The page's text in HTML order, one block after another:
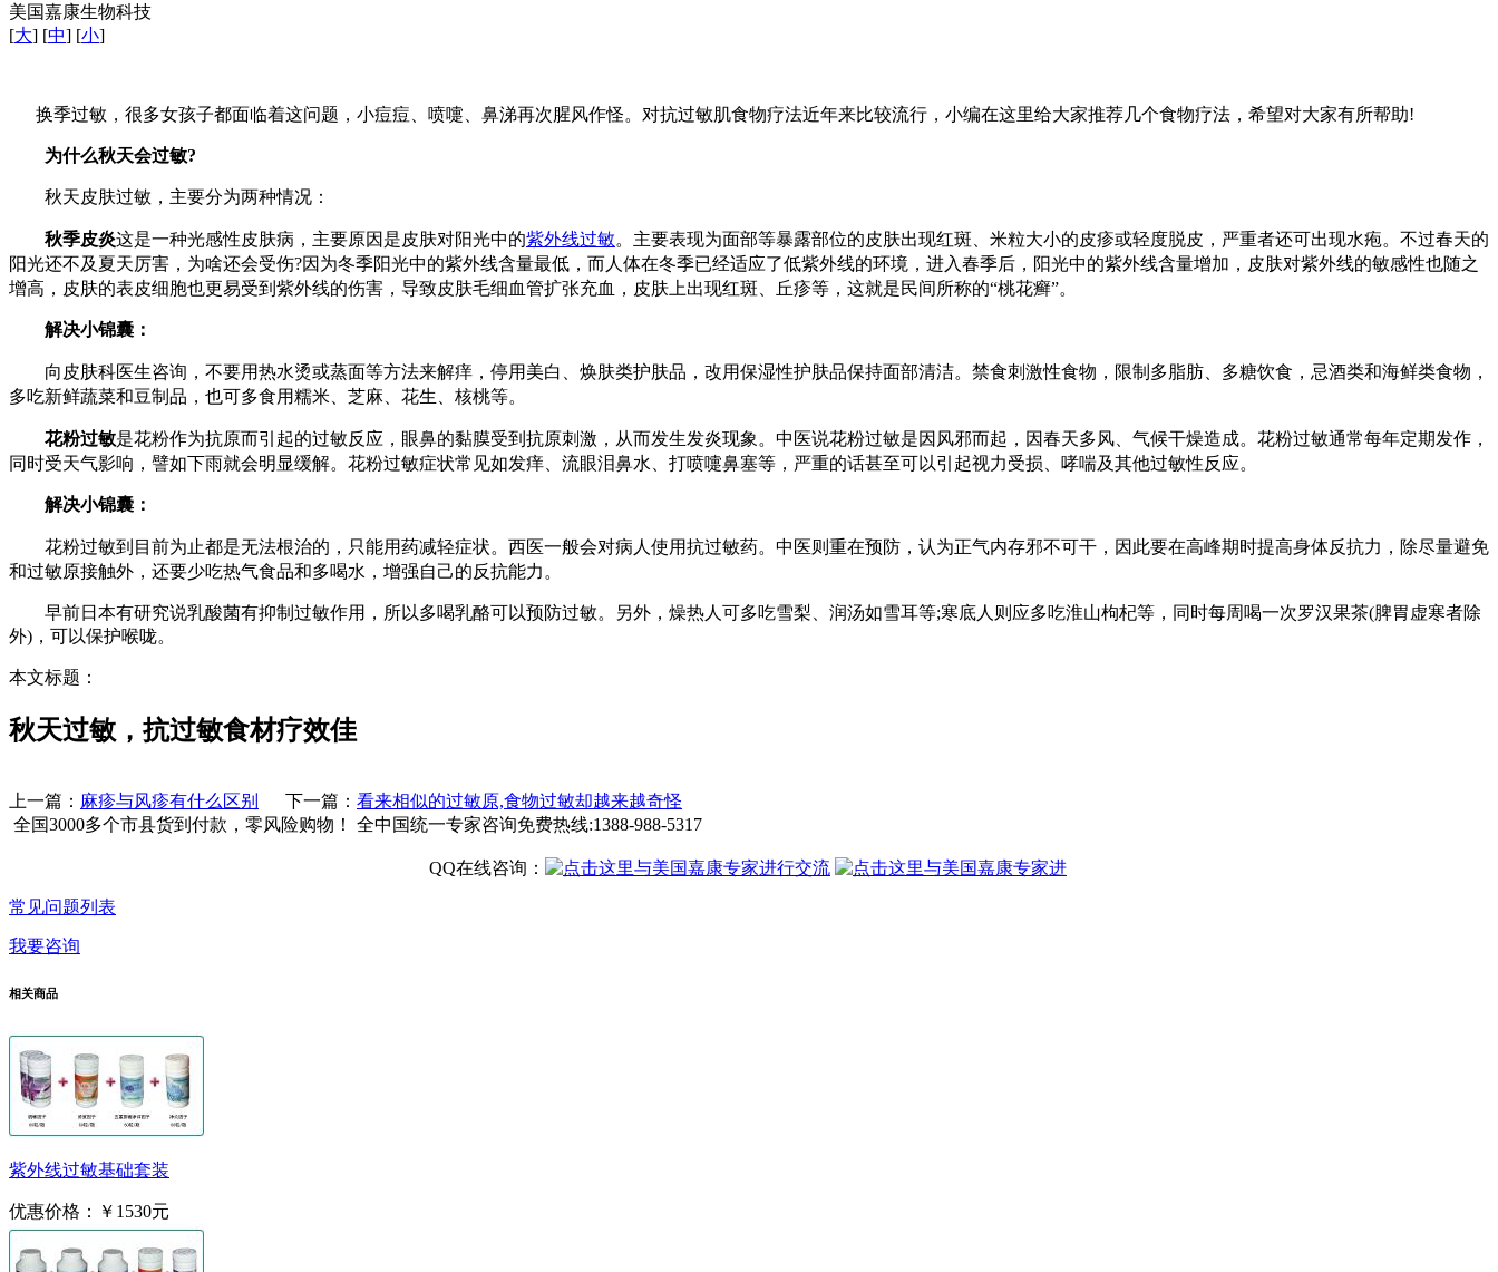
美国嘉康生物科技
[大] [中] [小]
换季过敏，很多女孩子都面临着这问题，小痘痘、喷嚏、鼻涕再次腥风作怪。对抗过敏肌食物疗法近年来比较流行，小编在这里给大家推荐几个食物疗法，希望对大家有所帮助!
为什么秋天会过敏?
秋天皮肤过敏，主要分为两种情况：
秋季皮炎这是一种光感性皮肤病，主要原因是皮肤对阳光中的紫外线过敏。主要表现为面部等暴露部位的皮肤出现红斑、米粒大小的皮疹或轻度脱皮，严重者还可出现水疱。不过春天的
阳光还不及夏天厉害，为啥还会受伤?因为冬季阳光中的紫外线含量最低，而人体在冬季已经适应了低紫外线的环境，进入春季后，阳光中的紫外线含量增加，皮肤对紫外线的敏感性也随之
增高，皮肤的表皮细胞也更易受到紫外线的伤害，导致皮肤毛细血管扩张充血，皮肤上出现红斑、丘疹等，这就是民间所称的“桃花癣”。
解决小锦囊：
向皮肤科医生咨询，不要用热水烫或蒸面等方法来解痒，停用美白、焕肤类护肤品，改用保湿性护肤品保持面部清洁。禁食刺激性食物，限制多脂肪、多糖饮食，忌酒类和海鲜类食物，
多吃新鲜蔬菜和豆制品，也可多食用糯米、芝麻、花生、核桃等。
花粉过敏是花粉作为抗原而引起的过敏反应，眼鼻的黏膜受到抗原刺激，从而发生发炎现象。中医说花粉过敏是因风邪而起，因春天多风、气候干燥造成。花粉过敏通常每年定期发作，
同时受天气影响，譬如下雨就会明显缓解。花粉过敏症状常见如发痒、流眼泪鼻水、打喷嚏鼻塞等，严重的话甚至可以引起视力受损、哮喘及其他过敏性反应。
解决小锦囊：
花粉过敏到目前为止都是无法根治的，只能用药减轻症状。西医一般会对病人使用抗过敏药。中医则重在预防，认为正气内存邪不可干，因此要在高峰期时提高身体反抗力，除尽量避免
和过敏原接触外，还要少吃热气食品和多喝水，增强自己的反抗能力。
早前日本有研究说乳酸菌有抑制过敏作用，所以多喝乳酪可以预防过敏。另外，燥热人可多吃雪梨、润汤如雪耳等;寒底人则应多吃淮山枸杞等，同时每周喝一次罗汉果茶(脾胃虚寒者除
外)，可以保护喉咙。
本文标题：
秋天过敏，抗过敏食材疗效佳
上一篇： 麻疹与风疹有什么区别 下一篇： 看来相似的过敏原,食物过敏却越来越奇怪
全国3000多个市县货到付款，零风险购物！ 全中国统一专家咨询免费热线:1388-988-5317
QQ在线咨询：
常见问题列表
我要咨询
相关商品
紫外线过敏基础套装
优惠价格： ￥1530元